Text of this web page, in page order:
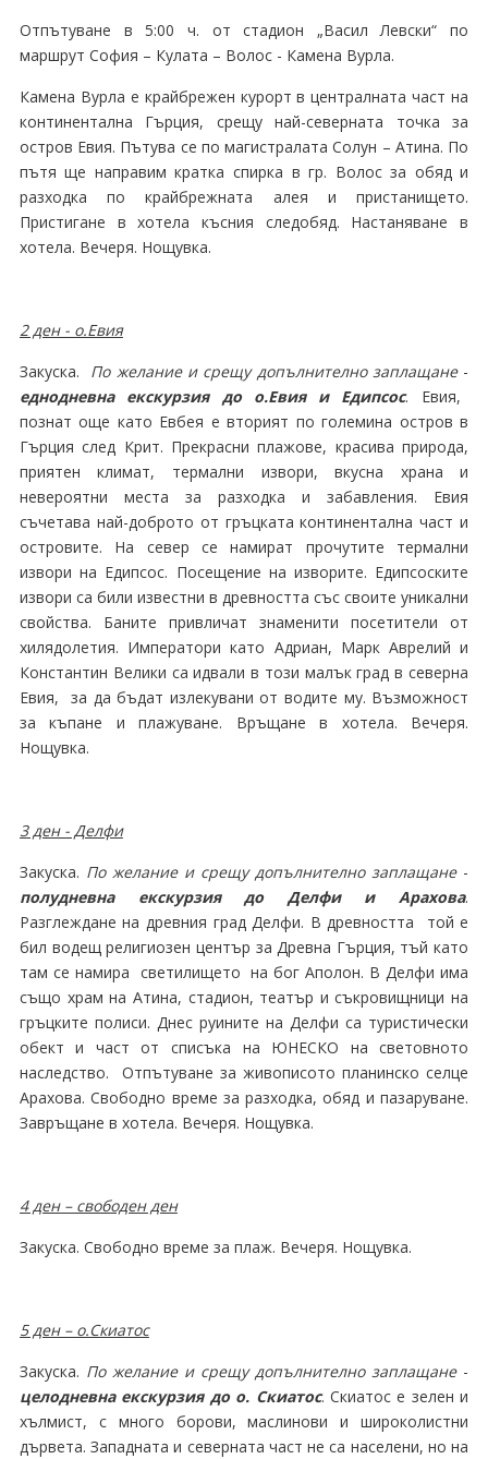
Отпътуване в 5:00 ч. от стадион „Васил Левски“ по
маршрут София – Кулата – Волос - Камена Вурла.
Камена Вурла е крайбрежен курорт в централната част на
континентална Гърция, срещу най-северната точка за
остров Евия. Пътува се по магистралата Солун – Атина. По
пътя ще направим кратка спирка в гр. Волос за обяд и
разходка по крайбрежната алея и пристанището.
Пристигане в хотела късния следобяд. Настаняване в
хотела. Вечеря. Нощувка.
2 ден - o.Евия
Закуска. По желание и срещу допълнително заплащане-
еднодневна екскурзия до о.Евия и Едипсос. Евия,
познат още като Евбея е вторият по големина остров в
Гърция след Крит. Прекрасни плажове, красива природа,
приятен климат, термални извори, вкусна храна и
невероятни места за разходка и забавления. Евия
съчетава най-доброто от гръцката континентална част и
островите. На север се намират прочутите термални
извори на Едипсос. Посещение на изворите. Едипсоските
извори са били известни в древността със своите уникални
свойства. Баните привличат знаменити посетители от
хилядолетия. Императори като Адриан, Марк Аврелий и
Константин Велики са идвали в този малък град в северна
Евия, за да бъдат излекувани от водите му. Възможност
за къпане и плажуване. Връщане в хотела. Вечеря.
Нощувка.
3 ден - Делфи
Закуска. По желание и срещу допълнително заплащане-
полудневна екскурзия до Делфи и Арахова.
Разглеждане на древния град Делфи. В древността той е
бил водещ религиозен център за Древна Гърция, тъй като
там се намира светилището на бог Аполон. В Делфи има
също храм на Атина, стадион, театър и съкровищници на
гръцките полиси. Днес руините на Делфи са туристически
обект и част от списъка на ЮНЕСКО на световното
наследство. Отпътуване за живописото планинско селце
Арахова. Свободно време за разходка, обяд и пазаруване.
Завръщане в хотела. Вечеря. Нощувка.
4 ден – свободен ден
Закуска. Свободно време за плаж. Вечеря. Нощувка.
5 ден – о.Скиатос
Закуска. По желание и срещу допълнително заплащане-
целодневна екскурзия до о. Скиатос. Cкиатoс е зeлен и
хълмиcт, с мнοгo борοви, мaслинοви и ширoкοлиcтни
дървета. Зaпаднатa и севeрната чaст не cа наcелени, нo на